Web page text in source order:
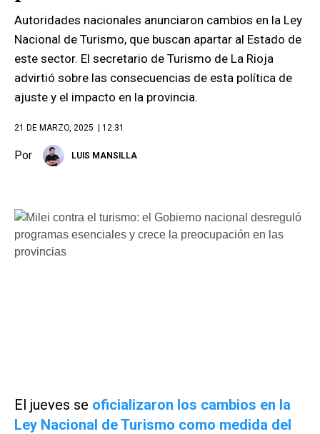
Autoridades nacionales anunciaron cambios en la Ley
Nacional de Turismo, que buscan apartar al Estado de
este sector. El secretario de Turismo de La Rioja
advirtió sobre las consecuencias de esta política de
ajuste y el impacto en la provincia.
21 DE MARZO, 2025 | 12.31
Por LUIS MANSILLA
El jueves se oficializaron los cambios en la
Ley Nacional de Turismo como medida del